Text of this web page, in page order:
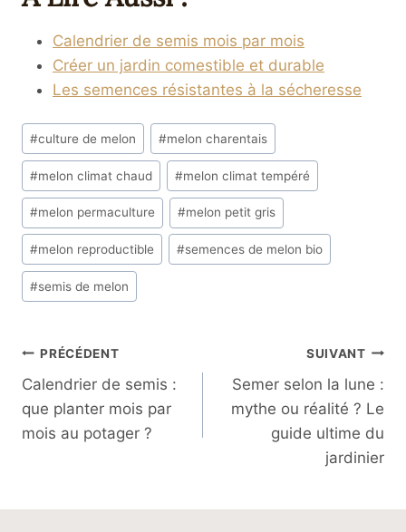
Calendrier de semis mois par mois
Créer un jardin comestible et durable
Les semences résistantes à la sécheresse
Étiquettes
de
la
publication :
#culture de melon #melon charentais
#melon climat chaud #melon climat tempéré
#melon permaculture #melon petit gris
#melon reproductible #semences de melon bio
#semis de melon
Navigation
De
L’article
PRÉCÉDENT
Calendrier de semis :
que planter mois par
mois au potager ?
SUIVANT
Semer selon la lune :
mythe ou réalité ? Le
guide ultime du
jardinier